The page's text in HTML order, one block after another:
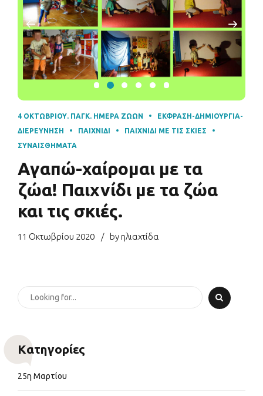
4 ΟΚΤΩΒΡΊΟΥ. ΠΑΓΚ. ΗΜΈΡΑ ΖΏΩΝ
ΈΚΦΡΑΣΗ-ΔΗΜΙΟΥΡΓΊΑ-
ΔΙΕΡΕΎΝΗΣΗ
ΠΑΙΧΝΊΔΙ
ΠΑΙΧΝΊΔΙ ΜΕ ΤΙΣ ΣΚΙΈΣ
ΣΥΝΑΙΣΘΉΜΑΤΑ
Αγαπώ-χαίρομαι με τα
ζώα! Παιχνίδι με τα ζώα
και τις σκιές.
11 Οκτωβρίου 2020 by ηλιαχτίδα
Kατηγορίες
25η Μαρτίου